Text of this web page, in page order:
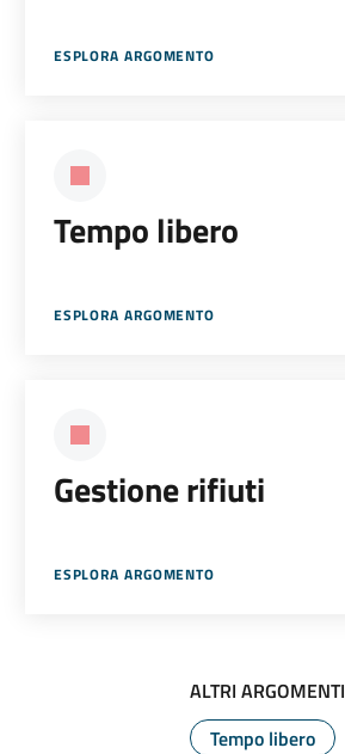
ESPLORA ARGOMENTO
Tempo libero
ESPLORA ARGOMENTO
Gestione rifiuti
ESPLORA ARGOMENTO
ALTRI ARGOMENTI
Tempo libero